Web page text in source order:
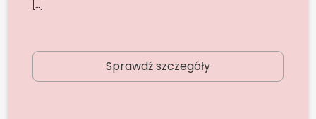
[…]
Sprawdź szczegóły